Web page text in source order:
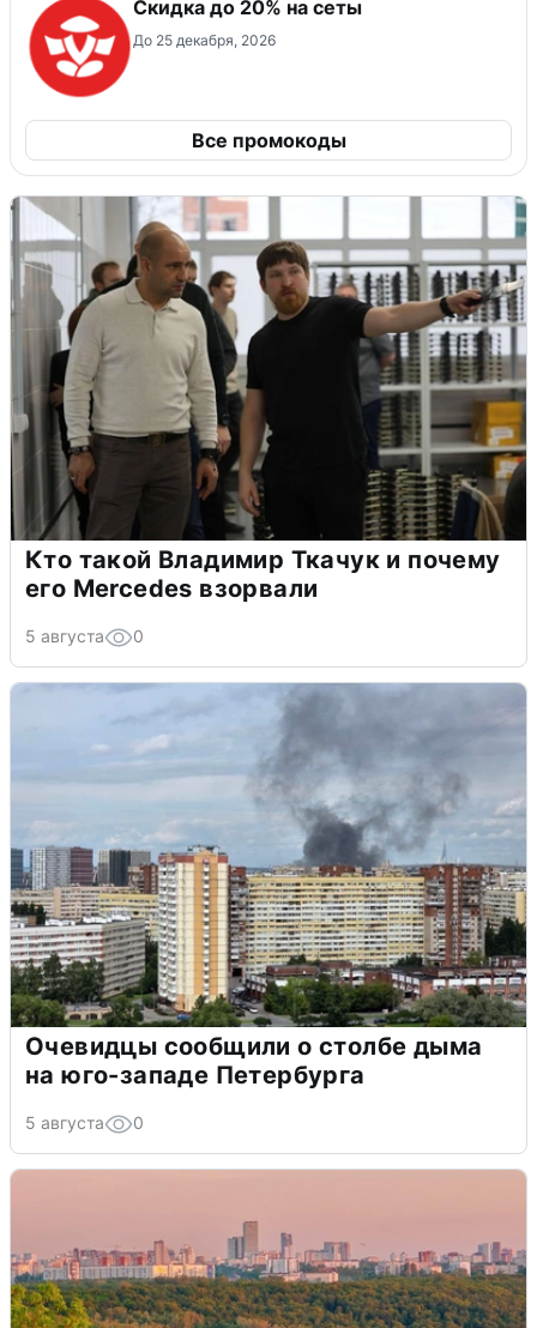
Скидка до 20% на сеты
До 25 декабря, 2026
Все промокоды
Кто такой Владимир Ткачук и почему
его Mercedes взорвали
5 августа 0
Очевидцы сообщили о столбе дыма
на юго-западе Петербурга
5 августа 0